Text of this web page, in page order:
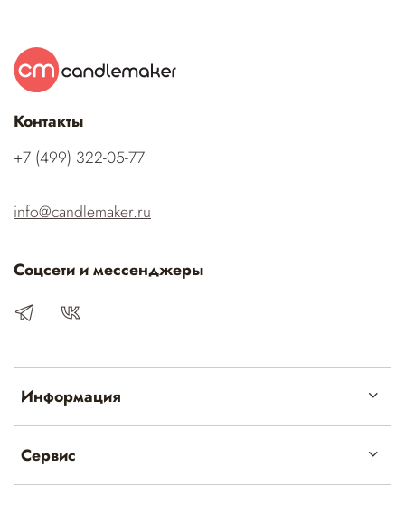
Информация
Сервис
Контакты
‭+7 (499) 322-05-77‬
info@candlemaker.ru
Соцсети и мессенджеры